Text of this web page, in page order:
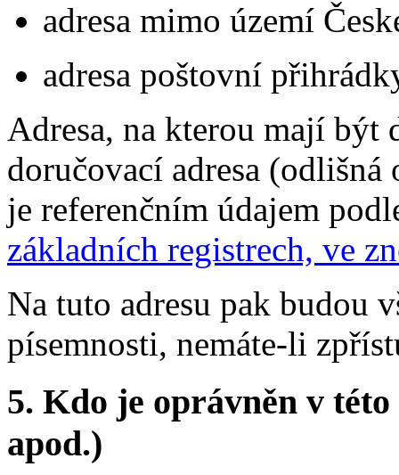
adresa mimo území
adresa poštovní
Adresa, na kterou mají být
doručovací adresa
je referenčním údajem
základních registrech, ve
Na tuto adresu pak budou
písemnosti, nemáte-li
5. Kdo je oprávněn v
apod.)